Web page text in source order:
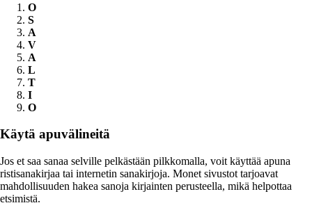
O
S
A
V
A
L
T
I
O
Käytä apuvälineitä
Jos et saa sanaa selville pelkästään pilkkomalla, voit käyttää apuna
ristisanakirjaa tai internetin sanakirjoja. Monet sivustot tarjoavat
mahdollisuuden hakea sanoja kirjainten perusteella, mikä helpottaa
etsimistä.